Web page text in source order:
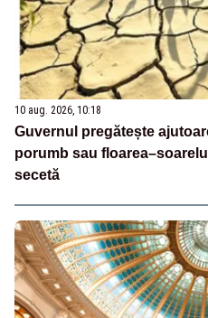
10 aug. 2026, 10:18
Guvernul pregătește
porumb sau
secetă